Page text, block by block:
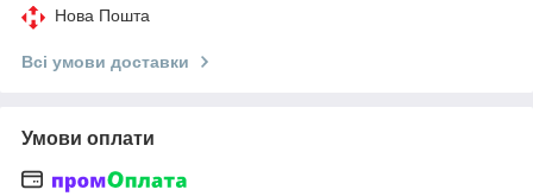
Нова Пошта
Всі умови доставки
Умови оплати